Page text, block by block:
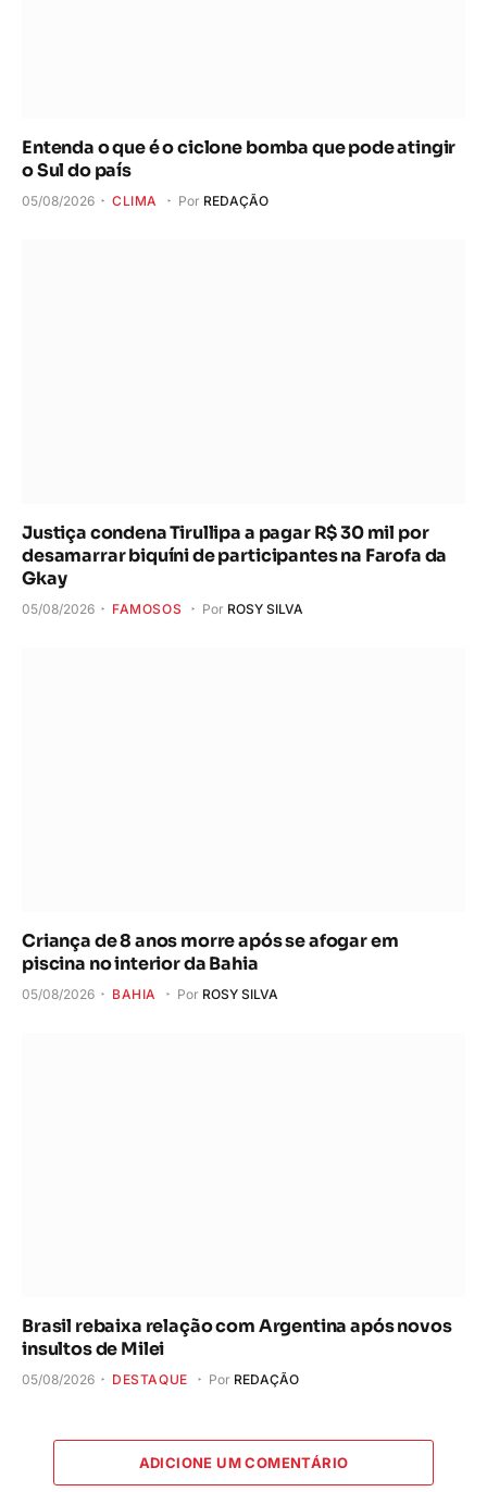
Entenda o que é o ciclone bomba que pode atingir
o Sul do país
05/08/2026 CLIMA Por REDAÇÃO
Justiça condena Tirullipa a pagar R$ 30 mil por
desamarrar biquíni de participantes na Farofa da
Gkay
05/08/2026 FAMOSOS Por ROSY SILVA
Criança de 8 anos morre após se afogar em
piscina no interior da Bahia
05/08/2026 BAHIA Por ROSY SILVA
Brasil rebaixa relação com Argentina após novos
insultos de Milei
05/08/2026 DESTAQUE Por REDAÇÃO
ADICIONE UM COMENTÁRIO